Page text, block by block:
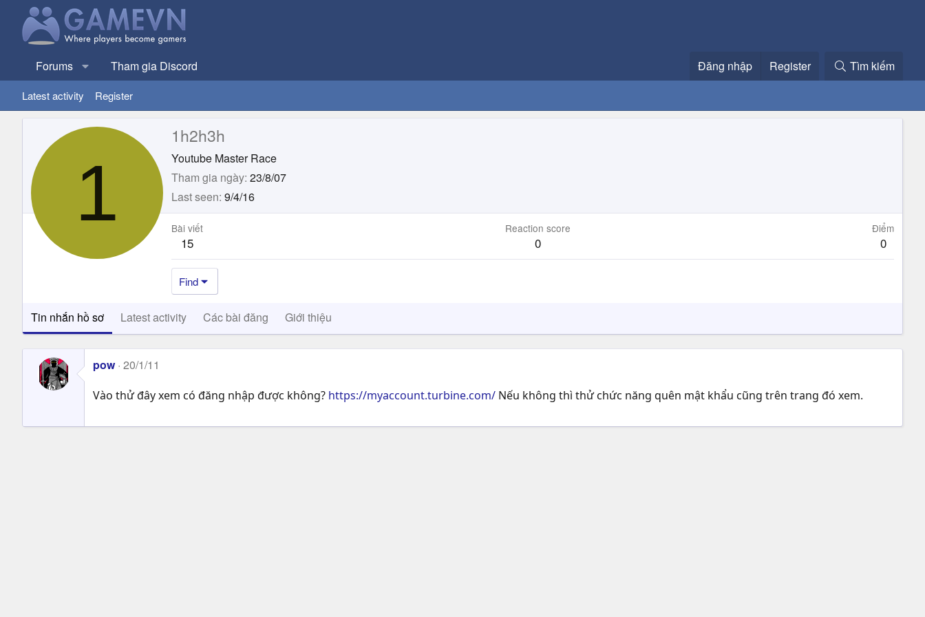
Forums Tham gia Discord Đăng nhập Register Tìm kiếm
Latest activity Register
1
1h2h3h
Youtube Master Race
Tham gia ngày 23/8/07
Last seen 9/4/16
Bài viết
15
Reaction score
0
Điểm
0
Find
Tin nhắn hồ sơ Latest activity Các bài đăng Giới thiệu
pow 20/1/11
Vào thử đây xem có đăng nhập được không? https://myaccount.turbine.com/ Nếu không thì thử chức năng quên mật khẩu cũng trên trang đó xem.